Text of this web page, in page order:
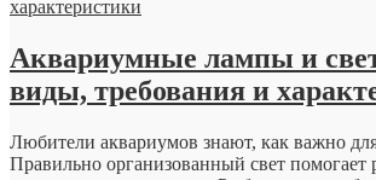
Аквариумные лампы и
виды, требования и
Любители аквариумов знают, как важно
Правильно организованный свет помогает